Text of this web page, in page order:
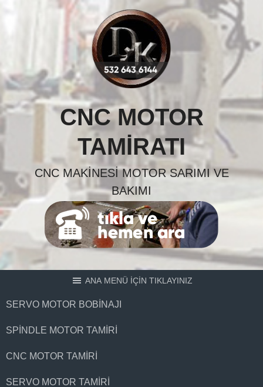
CNC MOTOR
TAMIRATI
CNC MAKINESI MOTOR SARIMI VE
BAKIMI
ANA MENÜ İÇİN TIKLAYINIZ
SERVO MOTOR BOBINAJI
SPINDLE MOTOR TAMIRI
CNC MOTOR TAMIRI
SERVO MOTOR TAMIRI